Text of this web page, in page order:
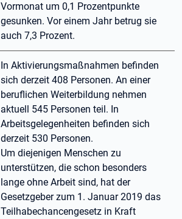
Vormonat um 0,1 Prozentpunkte
gesunken. Vor einem Jahr betrug sie
auch 7,3 Prozent.
In Aktivierungsmaßnahmen befinden
sich derzeit 408 Personen. An einer
beruflichen Weiterbildung nehmen
aktuell 545 Personen teil. In
Arbeitsgelegenheiten befinden sich
derzeit 530 Personen.
Um diejenigen Menschen zu
unterstützen, die schon besonders
lange ohne Arbeit sind, hat der
Gesetzgeber zum 1. Januar 2019 das
Teilhabechancengesetz in Kraft